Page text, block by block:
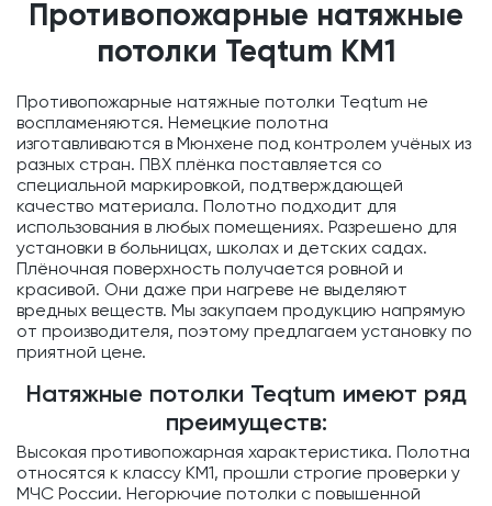
Противопожарные натяжные
потолки Teqtum KM1
Противопожарные натяжные потолки Teqtum не
воспламеняются. Немецкие полотна
изготавливаются в Мюнхене под контролем учёных из
разных стран. ПВХ плёнка поставляется со
специальной маркировкой, подтверждающей
качество материала. Полотно подходит для
использования в любых помещениях. Разрешено для
установки в больницах, школах и детских садах.
Плёночная поверхность получается ровной и
красивой. Они даже при нагреве не выделяют
вредных веществ. Мы закупаем продукцию напрямую
от производителя, поэтому предлагаем установку по
приятной цене.
Натяжные потолки Teqtum имеют ряд
преимуществ:
Высокая противопожарная характеристика. Полотна
относятся к классу KM1, прошли строгие проверки у
МЧС России. Негорючие потолки с повышенной